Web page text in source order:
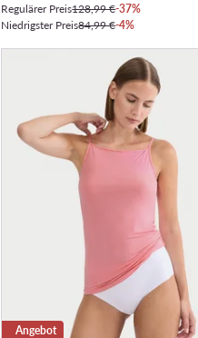
Regulärer Preis128,99 €-37%
Niedrigster Preis84,99 €-4%
Angebot